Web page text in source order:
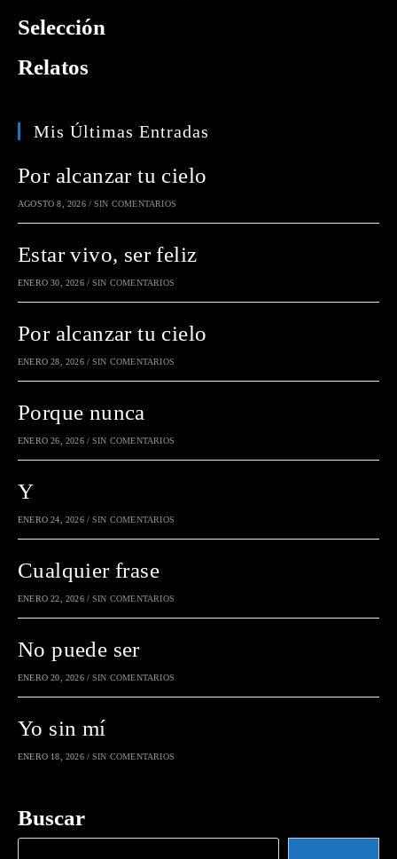
Selección
Relatos
Mis Últimas Entradas
Por alcanzar tu cielo
AGOSTO 8, 2026 / SIN COMENTARIOS
Estar vivo, ser feliz
ENERO 30, 2026 / SIN COMENTARIOS
Por alcanzar tu cielo
ENERO 28, 2026 / SIN COMENTARIOS
Porque nunca
ENERO 26, 2026 / SIN COMENTARIOS
Y
ENERO 24, 2026 / SIN COMENTARIOS
Cualquier frase
ENERO 22, 2026 / SIN COMENTARIOS
No puede ser
ENERO 20, 2026 / SIN COMENTARIOS
Yo sin mí
ENERO 18, 2026 / SIN COMENTARIOS
Buscar